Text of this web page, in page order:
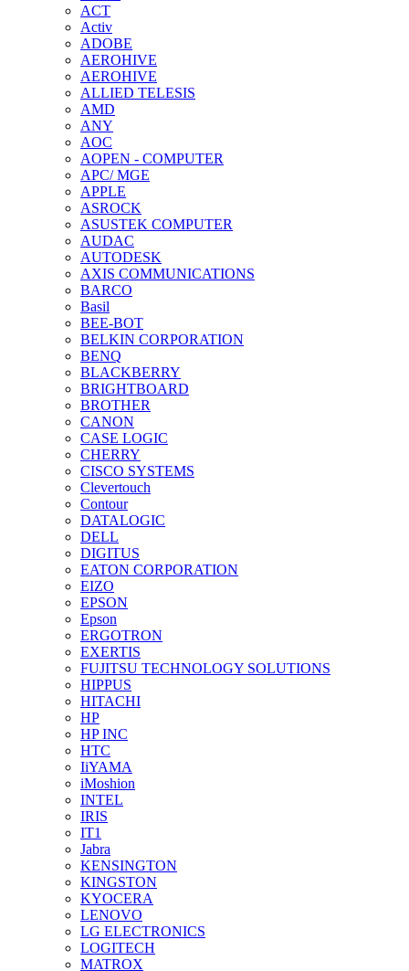
ACT
Activ
ADOBE
AEROHIVE
AEROHIVE
ALLIED TELESIS
AMD
ANY
AOC
AOPEN - COMPUTER
APC/ MGE
APPLE
ASROCK
ASUSTEK COMPUTER
AUDAC
AUTODESK
AXIS COMMUNICATIONS
BARCO
Basil
BEE-BOT
BELKIN CORPORATION
BENQ
BLACKBERRY
BRIGHTBOARD
BROTHER
CANON
CASE LOGIC
CHERRY
CISCO SYSTEMS
Clevertouch
Contour
DATALOGIC
DELL
DIGITUS
EATON CORPORATION
EIZO
EPSON
Epson
ERGOTRON
EXERTIS
FUJITSU TECHNOLOGY SOLUTIONS
HIPPUS
HITACHI
HP
HP INC
HTC
IiYAMA
iMoshion
INTEL
IRIS
IT1
Jabra
KENSINGTON
KINGSTON
KYOCERA
LENOVO
LG ELECTRONICS
LOGITECH
MATROX